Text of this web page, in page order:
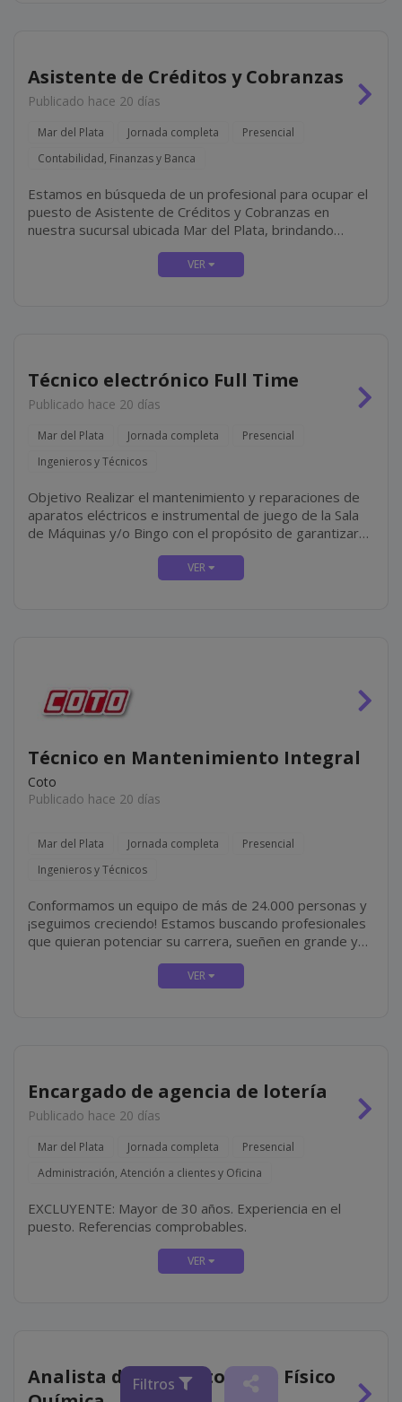
Filtros
Asistente de Créditos y Cobranzas
Publicado hace 20 días
Mar del Plata Jornada completa
Presencial
Contabilidad, Finanzas y Banca
Estamos en búsqueda de un profesional para ocupar el
puesto de Asistente de Créditos y Cobranzas en
nuestra sucursal ubicada Mar del Plata, brindando
soporte administrativo a la delegación, colaborando
principalmente con la gestión de créditos y cobranzas,...
Técnico electrónico Full Time
Publicado hace 20 días
Mar del Plata Jornada completa
Presencial
Ingenieros y Técnicos
Objetivo Realizar el mantenimiento y reparaciones de
aparatos eléctricos e instrumental de juego de la Sala
de Máquinas y/o Bingo con el propósito de garantizar
su correcto funcionamiento. Tareas Equipos Reparar y
realizar el mantenimiento de los equipos del...
Técnico en Mantenimiento Integral
Coto
Publicado hace 20 días
Mar del Plata Jornada completa
Presencial
Ingenieros y Técnicos
Conformamos un equipo de más de 24.000 personas y
¡seguimos creciendo! Estamos buscando profesionales
que quieran potenciar su carrera, sueñen en grande y
¡Tenemos una oportunidad para vos como TÉCNICO
Encargado de agencia de lotería
Publicado hace 20 días
Mar del Plata Jornada completa
Presencial
Administración, Atención a clientes y Oficina
EXCLUYENTE: Mayor de 30 años. Experiencia en el
puesto. Referencias comprobables.
Analista de Laboratorio de Físico